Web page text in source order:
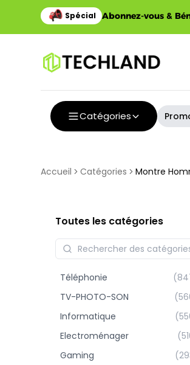
Abonnez-vous &
Catégories
Accueil Catégories Montre
Toutes les catégories
Téléphonie (
TV-PHOTO-SON
(
Informatique
(
Electroménager
(
Gaming
(